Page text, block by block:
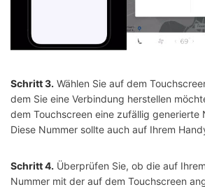
Schritt 3. Wählen Sie auf dem
dem Sie eine Verbindung herstellen
dem Touchscreen eine zufällig generierte
Diese Nummer sollte auch auf Ihrem
Schritt 4. Überprüfen Sie, ob die auf
Nummer mit der auf dem Touchscreen